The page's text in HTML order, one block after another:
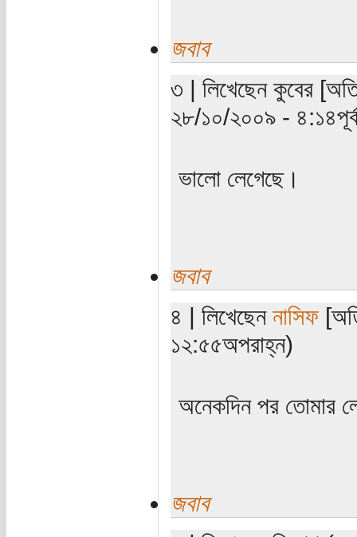
জবাব
৩ | লিখেছেন কুবের
২৮/১০/২০০৯ -
ভালো লেগেছে।
জবাব
৪ | লিখেছেন নাসিফ
১২:৫৫অপরাহ্ন)
অনেকদিন পর তোমার
জবাব